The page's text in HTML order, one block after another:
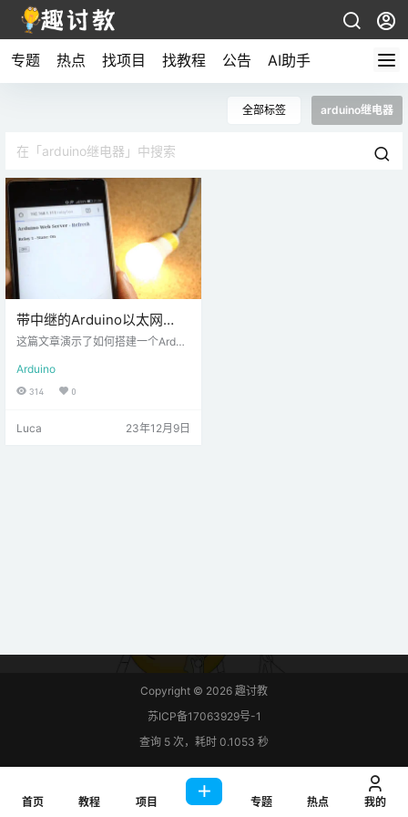
专题 热点 找项目 找教程 公告 AI助手
全部标签 arduino继电器
带中继的Arduino以太网
Web服务器
这篇文章演示了如何搭建一个Ardui
接到灯的继电器。 您可以通过任何
连接到相同网络的设备上的浏览器
想尝试完成该项目，您可以将继电
Arduino
314 0
Luca 23年12月9日
Copyright © 2026 趣讨教
苏ICP备17063929号-1
查询 5 次，耗时 0.1053 秒
首页 教程 项目 专题 热点 我的